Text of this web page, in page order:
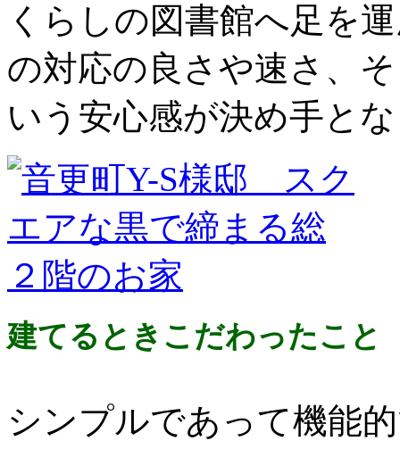
くらしの図書館へ足を
の対応の良さや速さ、
いう安心感が決め手と
建てるときこだわったこと
シンプルであって機能